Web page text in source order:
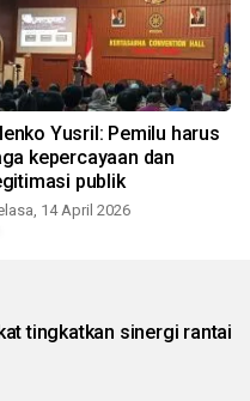
Yusril: Pemilu harus
kepercayaan dan
publik
14 April 2026
tingkatkan sinergi rantai